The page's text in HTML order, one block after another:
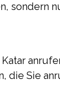
sondern
die Sie